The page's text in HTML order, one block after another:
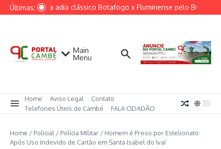
Ir para o conteúdo
Últimas:Ventania adia clássico Botafogo x Fluminense pelo
Main
Menu
Home Aviso Legal
Contato
Telefones Úteis de Cambé
FALA CIDADÃO
Home / Policial / Polícia Militar / Homem é Preso por Estelionato
Após Uso Indevido de Cartão em Santa Isabel do Ivaí